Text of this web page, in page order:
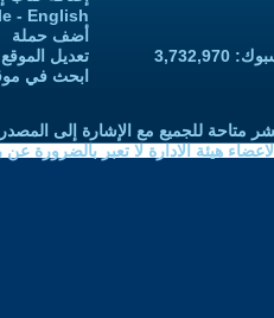
- English
أضف حملة
تعديل
ابحث في
متاحة للجميع مع الإشارة إلى المصدر
هيئة الادارة لا تعبر بالضرورة عن